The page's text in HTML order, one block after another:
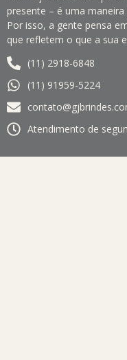
presente – é uma
Por isso, a gente pensa
que refletem o que a sua
(11) 2918-6848
(11) 91959-5224
Atendimento de